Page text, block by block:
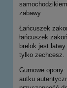
zabawy.
Łańcuszek
łańcuszek
brelok jest
tylko zechcesz.
Gumowe
autku